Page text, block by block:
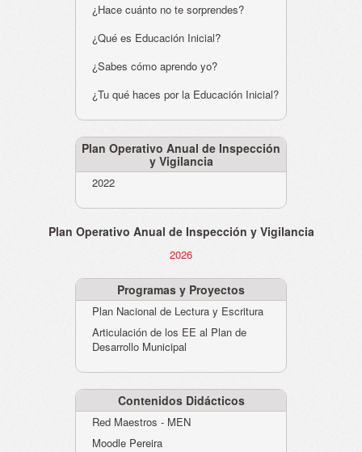
¿Hace cuánto no te sorprendes?
¿Qué es Educación Inicial?
¿Sabes cómo aprendo yo?
¿Tu qué haces por la Educación Inicial?
Plan Operativo Anual de Inspección
y Vigilancia
2022
Plan Operativo Anual de Inspección y Vigilancia
2026
Programas y Proyectos
Plan Nacional de Lectura y Escritura
Articulación de los EE al Plan de
Desarrollo Municipal
Contenidos Didácticos
Red Maestros - MEN
Moodle Pereira